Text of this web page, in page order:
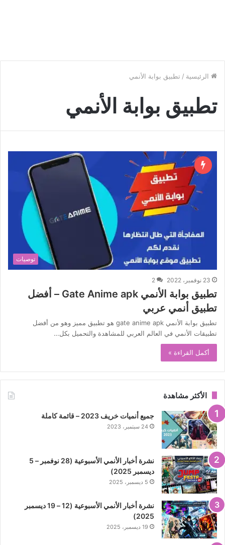
الرئيسية / تطبيق بوابة الأنمي
تطبيق بوابة الأنمي
توصيات
23 نوفمبر، 2022 2
تطبيق بوابة الأنمي Gate Anime apk – أفضل
تطبيق أنمي عربي
تطبيق بوابة الأنمي gate anime apk هو تطبيق مميز وهو من أفضل
تطبيقات الأنمي في العالم العربي للمشاهدة والتحميل بكل…
أكمل القراءة »
الأكثر مشاهدة
جميع أنميات خريف 2023 – قائمة كاملة
24 سبتمبر، 2023
نشرة أخبار الأنمي الأسبوعية (28 نوفمبر – 5
ديسمبر 2025)
5 ديسمبر، 2025
نشرة أخبار الأنمي الأسبوعية (12 – 19 ديسمبر
2025)
19 ديسمبر، 2025